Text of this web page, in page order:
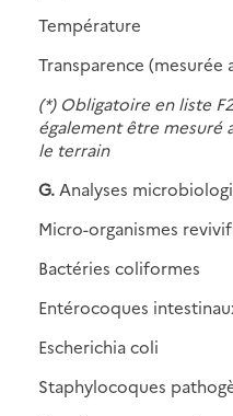
Température
Transparence (mesurée
(*) Obligatoire en liste
également être mesuré
le terrain
G. Analyses
Micro-organismes
Bactéries coliformes
Entérocoques
Escherichia coli
Staphylocoques